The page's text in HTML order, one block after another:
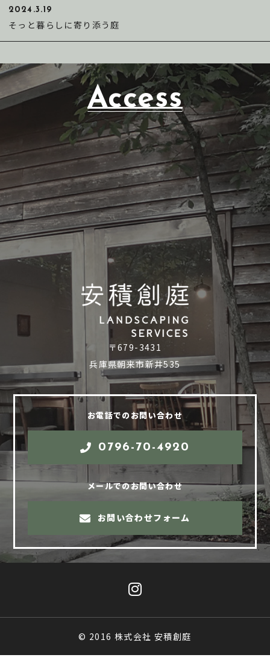
2024.3.19
そっと暮らしに寄り添う庭
Access
〒679-3431
兵庫県朝来市新井535
お電話でのお問い合わせ
0796-70-4920
メールでのお問い合わせ
お問い合わせフォーム
© 2016 株式会社 安積創庭